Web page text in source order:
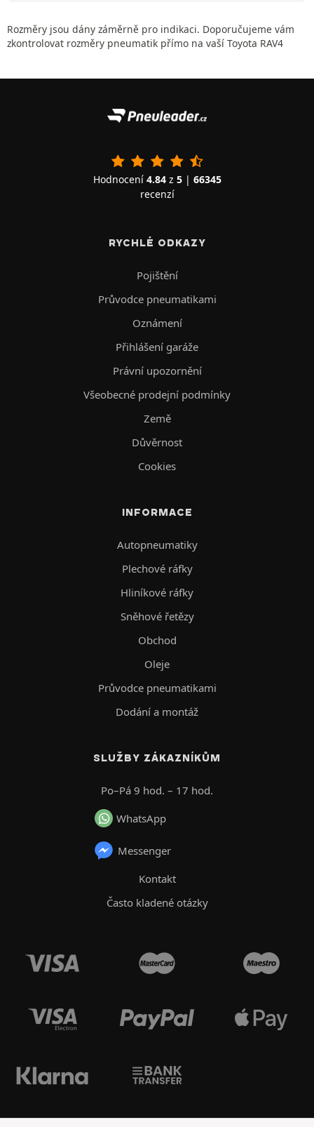
Rozměry jsou dány záměrně pro indikaci. Doporučujeme vám
zkontrolovat rozměry pneumatik přímo na vaší Toyota RAV4
Hodnocení 4.84z 5| 66345
recenzí
RYCHLÉ ODKAZY
Pojištění
Průvodce pneumatikami
Oznámení
Přihlášení garáže
Právní upozornění
Všeobecné prodejní podmínky
Země
Důvěrnost
Cookies
INFORMACE
Autopneumatiky
Plechové ráfky
Hliníkové ráfky
Sněhové řetězy
Obchod
Oleje
Průvodce pneumatikami
Dodání a montáž
SLUŽBY ZÁKAZNÍKŮM
Po–Pá 9 hod. – 17 hod.
WhatsApp
Messenger
Kontakt
Často kladené otázky